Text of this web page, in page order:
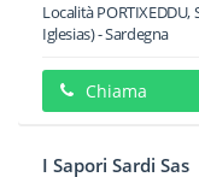
Località PORTIXEDDU,
Iglesias) -Sardegna
Chiama
I Sapori Sardi Sas